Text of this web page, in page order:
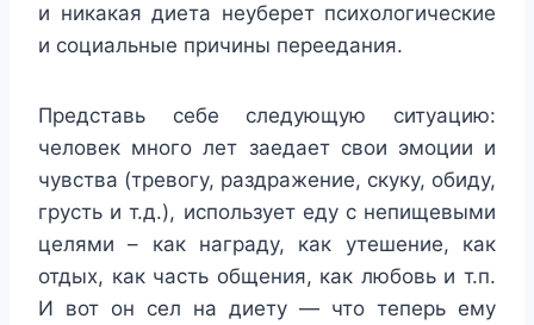
и никакая диета неуберет психологические
и социальные причины переедания.
Представь себе следующую ситуацию:
человек много лет заедает свои эмоции и
чувства (тревогу, раздражение, скуку, обиду,
грусть и т.д.), использует еду с непищевыми
целями – как награду, как утешение, как
отдых, как часть общения, как любовь и т.п.
И вот он сел на диету — что теперь ему